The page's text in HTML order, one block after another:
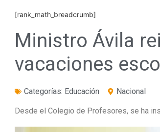
[rank_math_breadcrumb]
Ministro Ávila
vacaciones
Categorías: Educación Nacional
Desde el Colegio de Profesores, se ha